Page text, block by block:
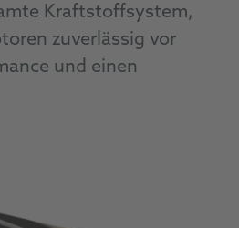
Kraftstoffsystem,
zuverlässig vor
und einen